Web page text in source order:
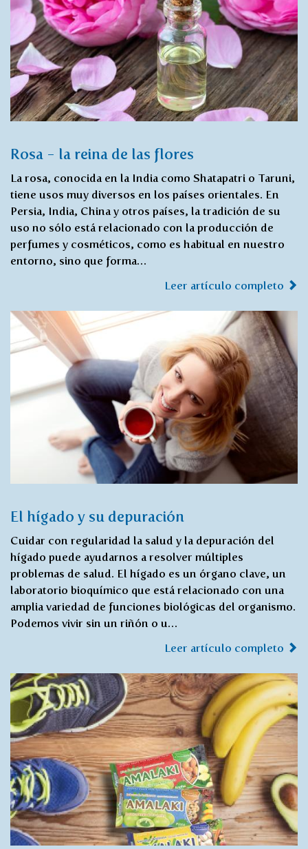
Rosa - la reina de las flores
La rosa, conocida en la India como Shatapatri o Taruni,
tiene usos muy diversos en los países orientales. En
Persia, India, China y otros países, la tradición de su
uso no sólo está relacionado con la producción de
perfumes y cosméticos, como es habitual en nuestro
entorno, sino que forma…
Leer artículo completo
El hígado y su depuración
Cuidar con regularidad la salud y la depuración del
hígado puede ayudarnos a resolver múltiples
problemas de salud. El hígado es un órgano clave, un
laboratorio bioquímico que está relacionado con una
amplia variedad de funciones biológicas del organismo.
Podemos vivir sin un riñón o u…
Leer artículo completo